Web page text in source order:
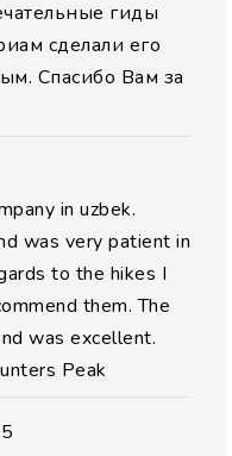
гиды
сделали его
Спасибо Вам за
in uzbek.
was very patient in
to the hikes I
them. The
was excellent.
Peak